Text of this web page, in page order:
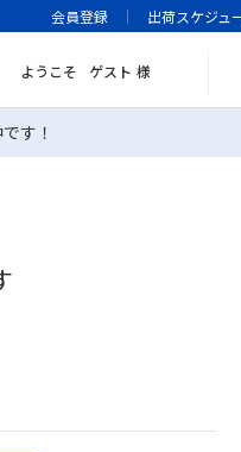
会員登録 出荷スケジュ
ようこそ ゲスト 様
す！